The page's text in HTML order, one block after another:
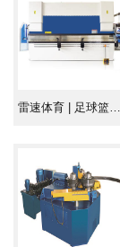
★ 液压上
度高；
★ 数控系
★ 配国内
★ 配进口